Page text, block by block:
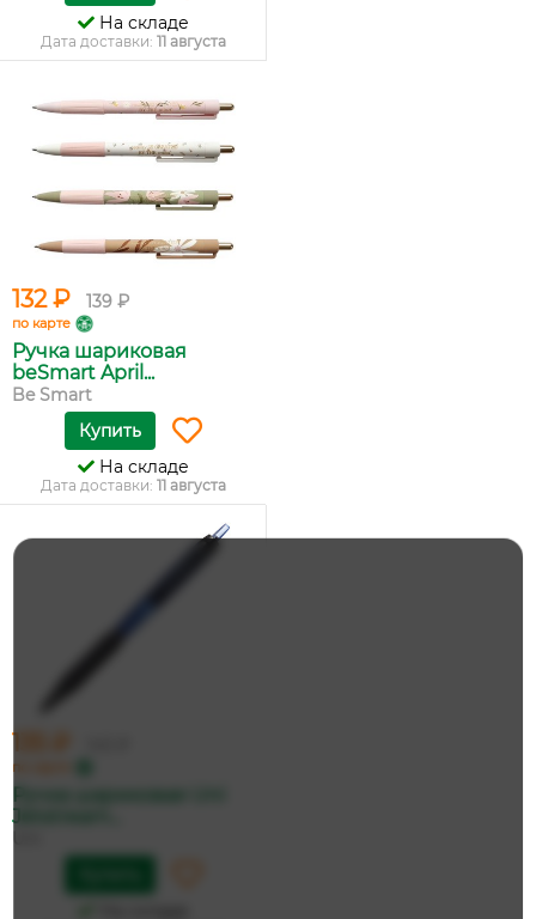
На складе
Дата доставки: 11 августа
132 ₽ 139 ₽
по карте
Ручка шариковая
beSmart April...
Be Smart
Купить
На складе
Дата доставки: 11 августа
135 ₽
по карте
Jetstream...